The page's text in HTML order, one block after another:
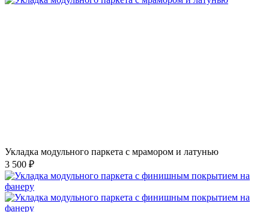
Укладка модульного паркета с мрамором и латунью
3 500 ₽